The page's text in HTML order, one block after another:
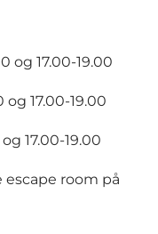
og 17.00-19.00
17.00-19.00
17.00-19.00
escape room på